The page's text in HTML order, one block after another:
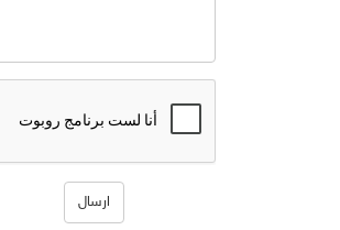
ارسال